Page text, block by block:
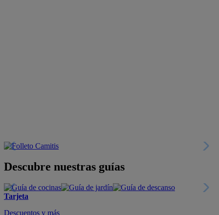
Descubre nuestras guías
Tarjeta
Descuentos y más